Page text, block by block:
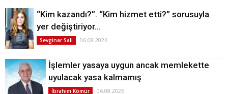
“Kim kazandı?”. “Kim hizmet etti?” sorusuyla
yer değiştiriyor…
Sevginar Sali 06.08.2026
İşlemler yasaya uygun ancak memlekette
uyulacak yasa kalmamış
İbrahim Kömür 06.08.2026